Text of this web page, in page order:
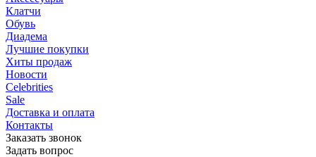
Клатчи
Обувь
Диадема
Лучшие покупки
Хиты продаж
Новости
Celebrities
Sale
Доставка и оплата
Контакты
Заказать звонок
Задать вопрос